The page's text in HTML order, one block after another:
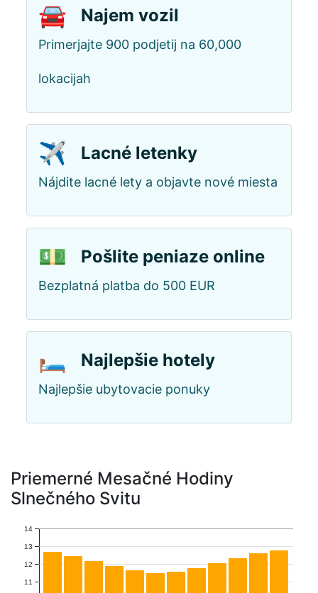
🚘 Najem vozil
Primerjajte 900 podjetij na 60,000
lokacijah
✈️ Lacné letenky
Nájdite lacné lety a objavte nové miesta
💵 Pošlite peniaze online
Bezplatná platba do 500 EUR
🛏️ Najlepšie hotely
Najlepšie ubytovacie ponuky
Priemerné Mesačné Hodiny
Slnečného Svitu
11
12
13
14